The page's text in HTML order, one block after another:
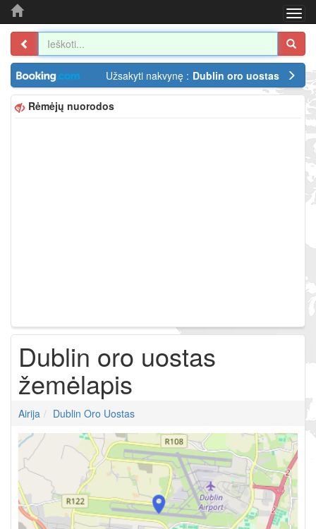
Užsakyti nakvynę : Dublin oro uostas
Rėmėjų nuorodos
Dublin oro uostas
žemėlapis
Airija Dublin Oro Uostas